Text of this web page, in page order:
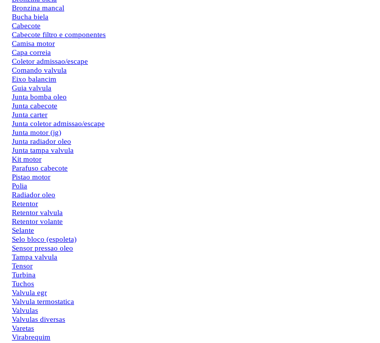
Bronzina mancal
Bucha biela
Cabecote
Cabecote filtro e componentes
Camisa motor
Capa correia
Coletor admissao/escape
Comando valvula
Eixo balancim
Guia valvula
Junta bomba oleo
Junta cabecote
Junta carter
Junta coletor admissao/escape
Junta motor (jg)
Junta radiador oleo
Junta tampa valvula
Kit motor
Parafuso cabecote
Pistao motor
Polia
Radiador oleo
Retentor
Retentor valvula
Retentor volante
Selante
Selo bloco (espoleta)
Sensor pressao oleo
Tampa valvula
Tensor
Turbina
Tuchos
Valvula egr
Valvula termostatica
Valvulas
Valvulas diversas
Varetas
Virabrequim